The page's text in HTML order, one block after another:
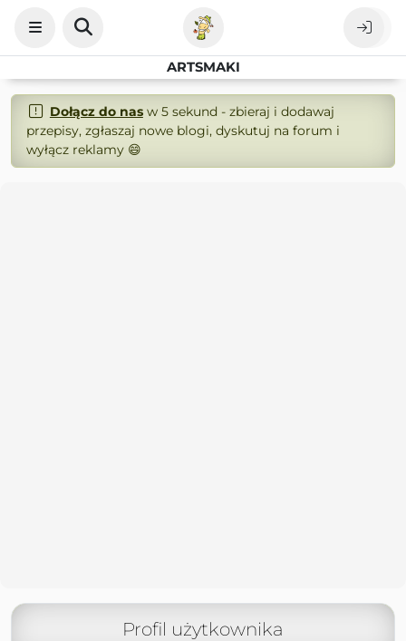
ARTSMAKI
Dołącz do nasw 5 sekund - zbieraj i dodawaj
przepisy, zgłaszaj nowe blogi, dyskutuj na forum i
wyłącz reklamy 😄
Profil użytkownika